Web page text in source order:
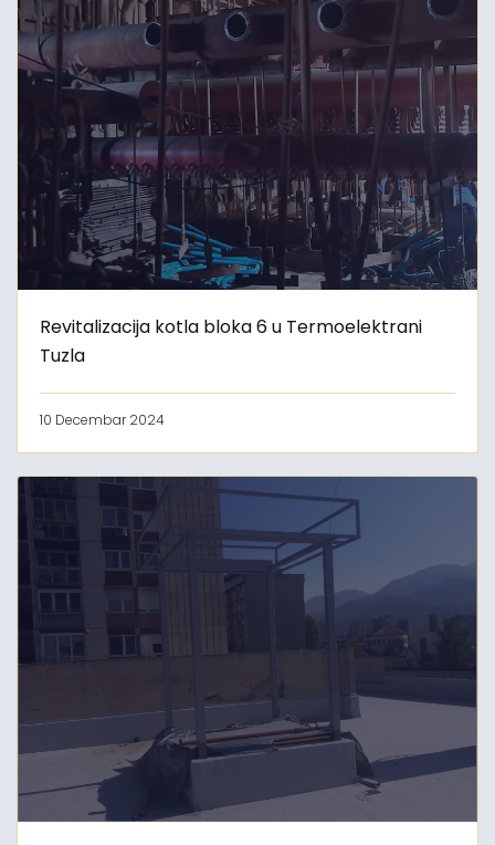
Revitalizacija kotla bloka 6 u Termoelektrani
Tuzla
10 Decembar 2024